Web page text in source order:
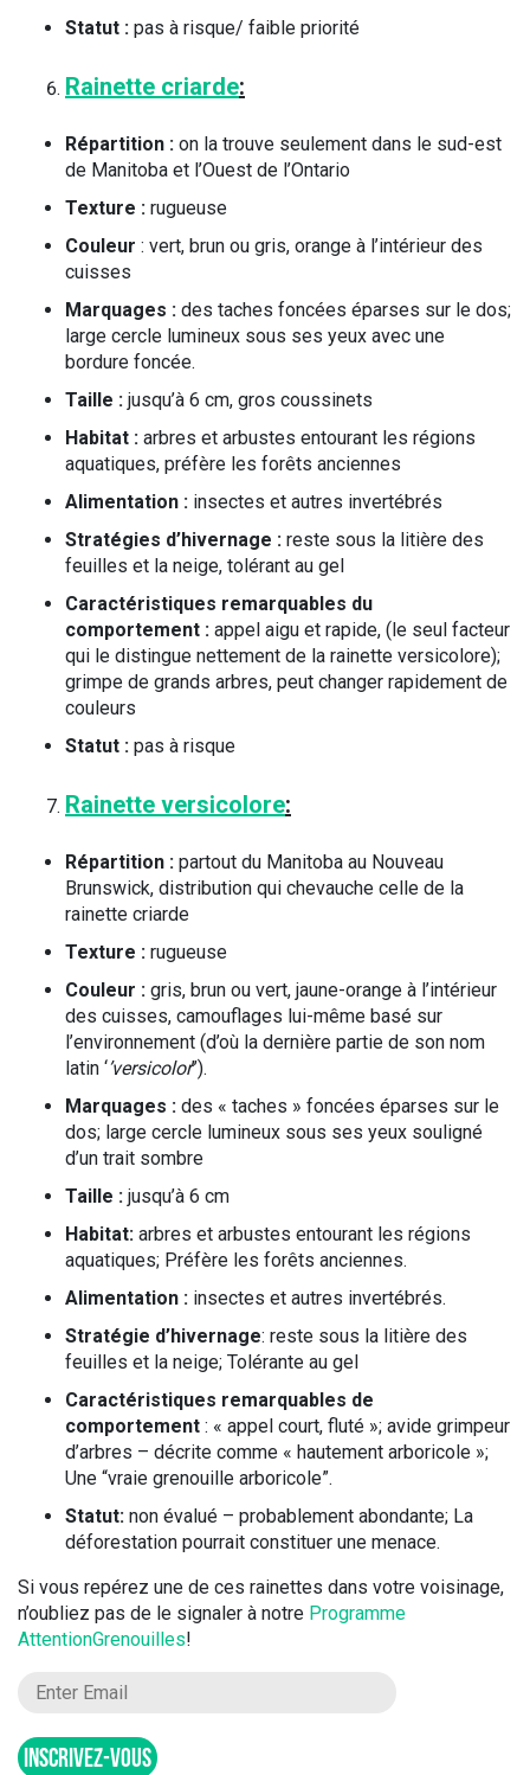
Statut : pas à risque/ faible priorité
Rainette criarde:
Répartition : on la trouve seulement dans le sud-est
de Manitoba et l’Ouest de l’Ontario
Texture : rugueuse
Couleur : vert, brun ou gris, orange à l’intérieur des
cuisses
Marquages : des taches foncées éparses sur le dos;
large cercle lumineux sous ses yeux avec une
bordure foncée.
Taille : jusqu’à 6 cm, gros coussinets
Habitat : arbres et arbustes entourant les régions
aquatiques, préfère les forêts anciennes
Alimentation : insectes et autres invertébrés
Stratégies d’hivernage : reste sous la litière des
feuilles et la neige, tolérant au gel
Caractéristiques remarquables du
comportement : appel aigu et rapide, (le seul facteur
qui le distingue nettement de la rainette versicolore);
grimpe de grands arbres, peut changer rapidement de
couleurs
Statut : pas à risque
Rainette versicolore:
Répartition : partout du Manitoba au Nouveau
Brunswick, distribution qui chevauche celle de la
rainette criarde
Texture : rugueuse
Couleur : gris, brun ou vert, jaune-orange à l’intérieur
des cuisses, camouflages lui-même basé sur
l’environnement (d’où la dernière partie de son nom
latin ‘’versicolor’’).
Marquages : des « taches » foncées éparses sur le
dos; large cercle lumineux sous ses yeux souligné
d’un trait sombre
Taille : jusqu’à 6 cm
Habitat: arbres et arbustes entourant les régions
aquatiques; Préfère les forêts anciennes.
Alimentation : insectes et autres invertébrés.
Stratégie d’hivernage: reste sous la litière des
feuilles et la neige; Tolérante au gel
Caractéristiques remarquables de
comportement : « appel court, fluté »; avide grimpeur
d’arbres – décrite comme « hautement arboricole »;
Une “vraie grenouille arboricole”.
Statut: non évalué – probablement abondante; La
déforestation pourrait constituer une menace.
Si vous repérez une de ces rainettes dans votre voisinage,
n’oubliez pas de le signaler à notre Programme
AttentionGrenouilles!
INSCRIVEZ-VOUS